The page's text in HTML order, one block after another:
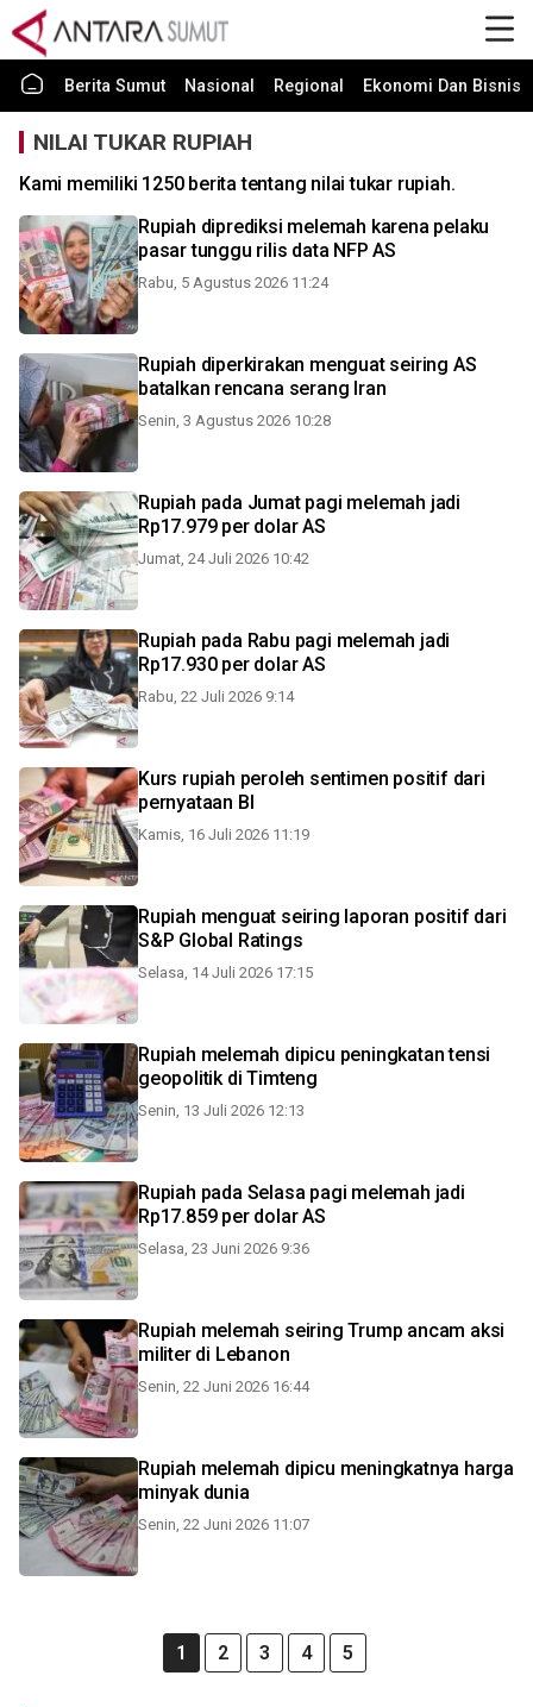
Berita Sumut Nasional Regional Ekonomi Dan Bisnis
NILAI TUKAR RUPIAH
Kami memiliki 1250 berita tentang nilai tukar rupiah.
Rupiah diprediksi melemah karena pelaku
pasar tunggu rilis data NFP AS
Rabu, 5 Agustus 2026 11:24
Rupiah diperkirakan menguat seiring AS
batalkan rencana serang Iran
Senin, 3 Agustus 2026 10:28
Rupiah pada Jumat pagi melemah jadi
Rp17.979 per dolar AS
Jumat, 24 Juli 2026 10:42
Rupiah pada Rabu pagi melemah jadi
Rp17.930 per dolar AS
Rabu, 22 Juli 2026 9:14
Kurs rupiah peroleh sentimen positif dari
pernyataan BI
Kamis, 16 Juli 2026 11:19
Rupiah menguat seiring laporan positif dari
S&P Global Ratings
Selasa, 14 Juli 2026 17:15
Rupiah melemah dipicu peningkatan tensi
geopolitik di Timteng
Senin, 13 Juli 2026 12:13
Rupiah pada Selasa pagi melemah jadi
Rp17.859 per dolar AS
Selasa, 23 Juni 2026 9:36
Rupiah melemah seiring Trump ancam aksi
militer di Lebanon
Senin, 22 Juni 2026 16:44
Rupiah melemah dipicu meningkatnya harga
minyak dunia
Senin, 22 Juni 2026 11:07
1 2 3 4 5